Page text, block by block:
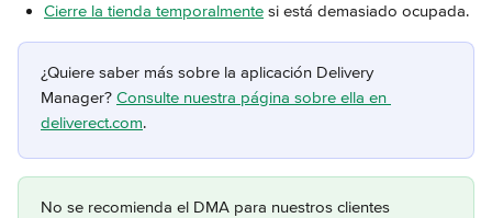
Cierre la tienda temporalmente si está demasiado ocupada.
¿Quiere saber más sobre la aplicación Delivery
Manager? Consulte nuestra página sobre ella en
deliverect.com.
No se recomienda el DMA para nuestros clientes